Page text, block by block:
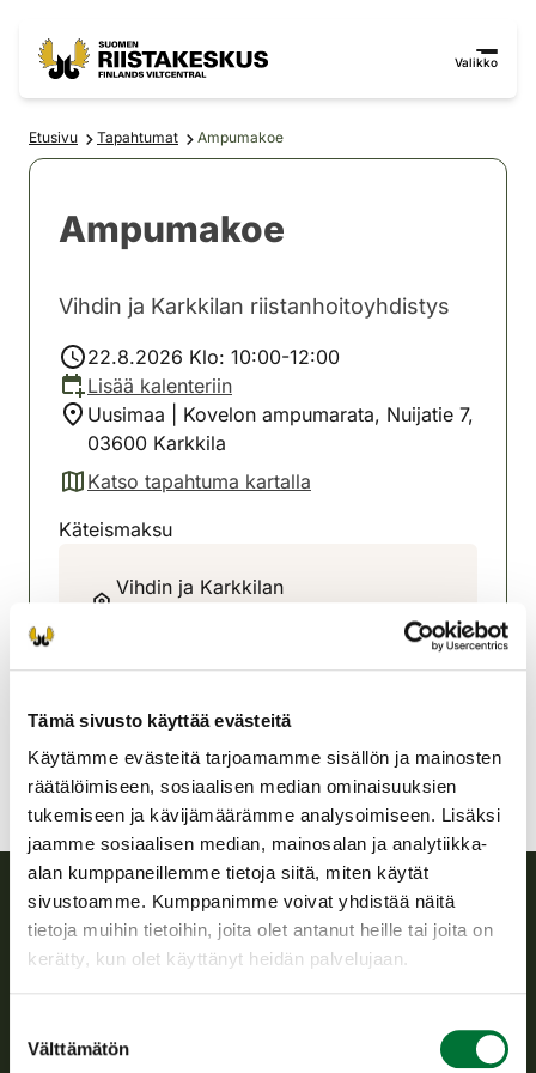
Tämä sivusto käyttää evästeitä
Käytämme evästeitä tarjoamamme sisällön ja mainosten
räätälöimiseen, sosiaalisen median ominaisuuksien
tukemiseen ja kävijämäärämme analysoimiseen. Lisäksi
jaamme sosiaalisen median, mainosalan ja analytiikka-
alan kumppaneillemme tietoja siitä, miten käytät
sivustoamme. Kumppanimme voivat yhdistää näitä
tietoja muihin tietoihin, joita olet antanut heille tai joita on
kerätty, kun olet käyttänyt heidän palvelujaan.
valinta
Välttämätön
Valikko
Etusivu Tapahtumat Ampumakoe
Ampumakoe
Vihdin ja Karkkilan riistanhoitoyhdistys
22.8.2026 Klo: 10:00-12:00
Lisää kalenteriin
Uusimaa | Kovelon ampumarata, Nuijatie 7,
03600 Karkkila
Katso tapahtuma kartalla
(avautuu uuteen välilehteen)
Käteismaksu
Vihdin ja Karkkilan
040-584 3831
Suomen riistakeskus
toimeenpanosta sekä vastaa sille säädetyistä julkisista